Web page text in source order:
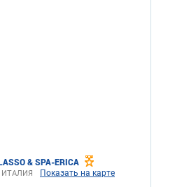
& SPA-ERICA
ИТАЛИЯ Показать на карте